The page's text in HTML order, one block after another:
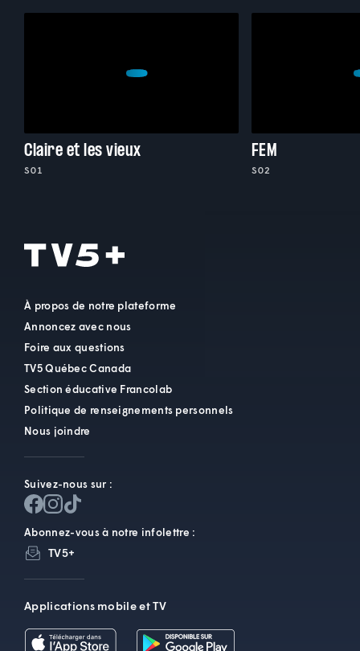
Claire et les vieux
S01
FEM
S02
À propos de notre plateforme
Annoncez avec nous
Foire aux questions
TV5 Québec Canada
Section éducative Francolab
Politique de renseignements personnels
Nous joindre
Suivez-nous sur :
Abonnez-vous à notre infolettre :
TV5+
Applications mobile et TV